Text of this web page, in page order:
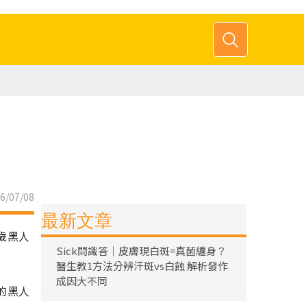
07/08
黑人
黑人
最新文章
Sick問識答｜皮膚現白斑=真菌纏身？
醫生教1方法分辨汗斑vs白蝕 解析發作
成因大不同